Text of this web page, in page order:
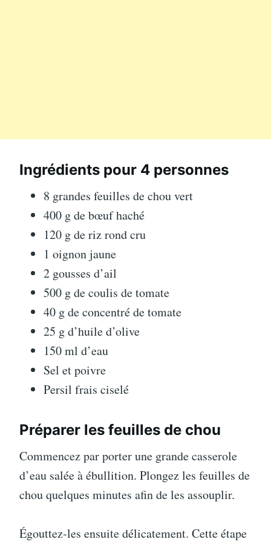
Ingrédients pour 4 personnes
8 grandes feuilles de chou vert
400 g de bœuf haché
120 g de riz rond cru
1 oignon jaune
2 gousses d’ail
500 g de coulis de tomate
40 g de concentré de tomate
25 g d’huile d’olive
150 ml d’eau
Sel et poivre
Persil frais ciselé
Préparer les feuilles de chou
Commencez par porter une grande casserole
d’eau salée à ébullition. Plongez les feuilles de
chou quelques minutes afin de les assouplir.
Égouttez-les ensuite délicatement. Cette étape